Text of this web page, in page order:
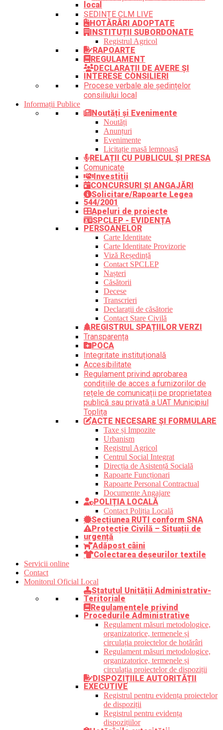
local
ȘEDINȚE CLM LIVE
HOTĂRÂRI ADOPTATE
INSTITUȚII SUBORDONATE
Registrul Agricol
RAPOARTE
REGULAMENT
DECLARAȚII DE AVERE ȘI
INTERESE CONSILIERI
Procese verbale ale ședințelor
consiliului local
Informații Publice
Noutăți și Evenimente
Noutăți
Anunțuri
Evenimente
Licitație masă lemnoasă
RELAȚII CU PUBLICUL ȘI PRESA
Comunicate
Investiții
CONCURSURI ȘI ANGAJĂRI
Solicitare/Rapoarte Legea
544/2001
Apeluri de proiecte
SPCLEP - EVIDENȚA
PERSOANELOR
Carte Identitate
Carte Identitate Provizorie
Viză Reședință
Contact SPCLEP
Nașteri
Căsătorii
Decese
Transcrieri
Declarații de căsătorie
Contact Stare Civilă
REGISTRUL SPAȚIILOR VERZI
Transparența
POCA
Integritate instituțională
Accesibilitate
Regulament privind aprobarea
condițiile de acces a furnizorilor de
rețele de comunicații pe proprietatea
publică sau privată a UAT Municipiul
Toplița
ACTE NECESARE ȘI FORMULARE
Taxe și Impozite
Urbanism
Registrul Agricol
Centrul Social Integrat
Direcția de Asistență Socială
Rapoarte Funcționari
Rapoarte Personal Contractual
Documente Angajare
POLIȚIA LOCALĂ
Contact Poliția Locală
Secțiunea RUTI conform SNA
Protecție Civilă – Situații de
urgență
Adăpost câini
Colectarea deșeurilor textile
Servicii online
Contact
Monitorul Oficial Local
Statutul Unității Administrativ-
Teritoriale
Regulamentele privind
Procedurile Administrative
Regulament măsuri metodologice,
organizatorice, termenele și
circulația proiectelor de hotărâri
Regulament măsuri metodologice,
organizatorice, termenele și
circulația proiectelor de dispoziții
DISPOZIȚIILE AUTORITĂȚII
EXECUTIVE
Registrul pentru evidența proiectelor
de dispoziții
Registrul pentru evidența
dispozițiilor